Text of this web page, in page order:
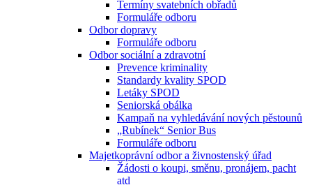
Termíny svatebních obřadů
Formuláře odboru
Odbor dopravy
Formuláře odboru
Odbor sociální a zdravotní
Prevence kriminality
Standardy kvality SPOD
Letáky SPOD
Seniorská obálka
Kampaň na vyhledávání nových pěstounů
„Rubínek“ Senior Bus
Formuláře odboru
Majetkoprávní odbor a živnostenský úřad
Žádosti o koupi, směnu, pronájem, pacht
atd